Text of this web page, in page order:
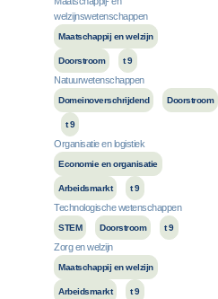
welzijnswetenschappen
Maatschappij en welzijn
Doorstroom t 9
Natuurwetenschappen
Domeinoverschrijdend Doorstroom
t 9
Organisatie en logistiek
Economie en organisatie
Arbeidsmarkt t 9
Technologische wetenschappen
STEM Doorstroom t 9
Zorg en welzijn
Maatschappij en welzijn
Arbeidsmarkt t 9